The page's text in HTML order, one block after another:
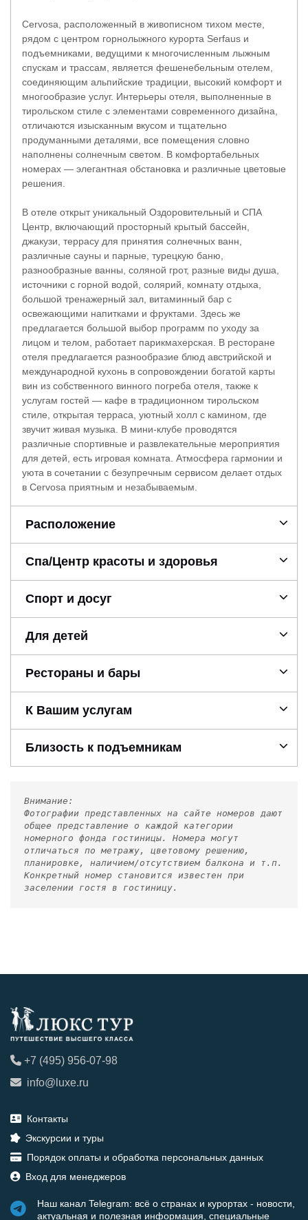
Cervosa, расположенный в живописном тихом месте,
рядом с центром горнолыжного курорта Serfaus и
подъемниками, ведущими к многочисленным лыжным
спускам и трассам, является фешенебельным отелем,
соединяющим альпийские традиции, высокий комфорт и
многообразие услуг. Интерьеры отеля, выполненные в
тирольском стиле с элементами современного дизайна,
отличаются изысканным вкусом и тщательно
продуманными деталями, все помещения словно
наполнены солнечным светом. В комфортабельных
номерах — элегантная обстановка и различные цветовые
решения.
В отеле открыт уникальный Оздоровительный и СПА
Центр, включающий просторный крытый бассейн,
джакузи, террасу для принятия солнечных ванн,
различные сауны и парные, турецкую баню,
разнообразные ванны, соляной грот, разные виды душа,
источники с горной водой, солярий, комнату отдыха,
большой тренажерный зал, витаминный бар с
освежающими напитками и фруктами. Здесь же
предлагается большой выбор программ по уходу за
лицом и телом, работает парикмахерская. В ресторане
отеля предлагается разнообразие блюд австрийской и
международной кухонь в сопровождении богатой карты
вин из собственного винного погреба отеля, также к
услугам гостей — кафе в традиционном тирольском
стиле, открытая терраса, уютный холл с камином, где
звучит живая музыка. В мини-клубе проводятся
различные спортивные и развлекательные мероприятия
для детей, есть игровая комната. Атмосфера гармонии и
уюта в сочетании с безупречным сервисом делает отдых
в Cervosa приятным и незабываемым.
Расположение
Спа/Центр красоты и здоровья
Спорт и досуг
Для детей
Рестораны и бары
К Вашим услугам
Близость к подъемникам
Внимание:
Фотографии представленных на сайте номеров дают
общее представление о каждой категории
номерного фонда гостиницы. Номера могут
отличаться по метражу, цветовому решению,
планировке, наличием/отсутствием балкона и т.п.
Конкретный номер становится известен при
заселении гостя в гостиницу.
+7 (495) 956-07-98
info@luxe.ru
Контакты
Экскурсии и туры
Порядок оплаты и обработка персональных данных
Вход для менеджеров
Наш канал Telegram: всё о странах и курортах - новости,
актуальная и полезная информация, специальные